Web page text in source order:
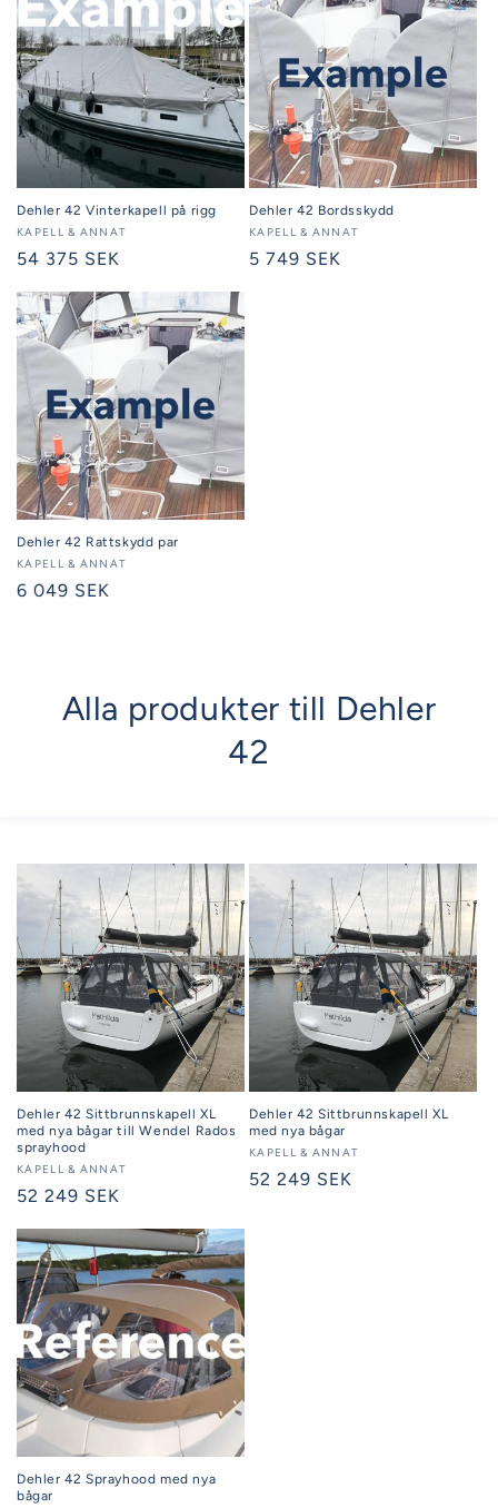
Dehler 42 Vinterkapell på rigg
Säljare:
KAPELL & ANNAT
Ordinarie
54 375 SEK
Dehler 42 Bordsskydd
Säljare:
KAPELL & ANNAT
Ordinarie
5 749 SEK
Dehler 42 Rattskydd par
Säljare:
KAPELL & ANNAT
Ordinarie
6 049 SEK
Alla produkter till Dehler
42
Dehler 42 Sittbrunnskapell XL
med nya bågar till Wendel Rados
sprayhood
Säljare:
KAPELL & ANNAT
Ordinarie
52 249 SEK
Dehler 42 Sittbrunnskapell XL
med nya bågar
Säljare:
KAPELL & ANNAT
Ordinarie
52 249 SEK
Dehler 42 Sprayhood med nya
bågar